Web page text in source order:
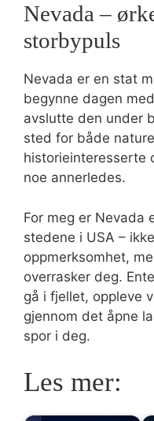
Nevada –
storbypuls
Nevada er en stat
begynne dagen
avslutte den under
sted for både
historieinteresserte
noe annerledes.
For meg er Nevada
stedene i USA –
oppmerksomhet,
overrasker deg.
gå i fjellet, oppleve
gjennom det åpne
spor i deg.
Les mer: